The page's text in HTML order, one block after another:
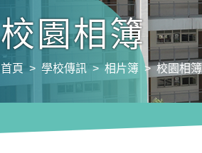
校園相簿
首頁 學校傳訊 相片簿 校園相簿